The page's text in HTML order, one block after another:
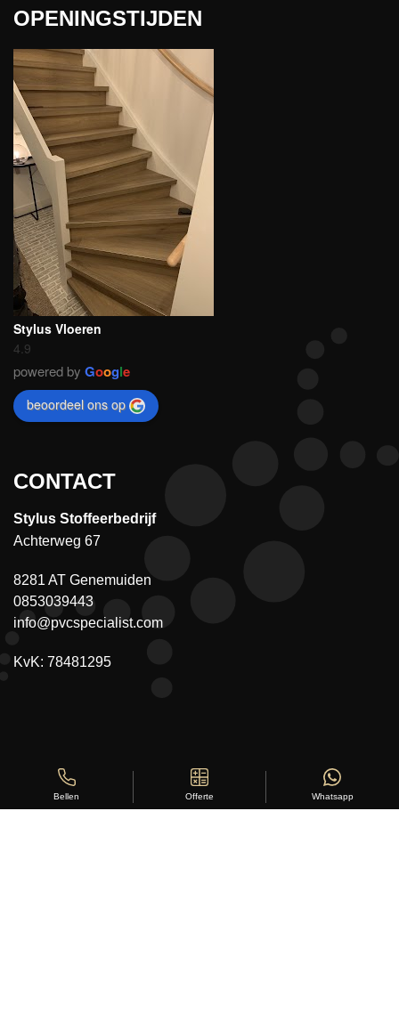
OPENINGSTIJDEN
Stylus Vloeren
4.9
powered by Google
beoordeel ons op
CONTACT
Stylus Stoffeerbedrijf
Achterweg 67
8281 AT Genemuiden
0853039443
info@pvcspecialist.com
KvK: 78481295
Bellen Offerte Whatsapp